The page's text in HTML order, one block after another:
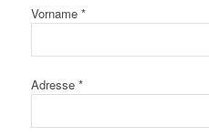
Vorname *
Adresse *